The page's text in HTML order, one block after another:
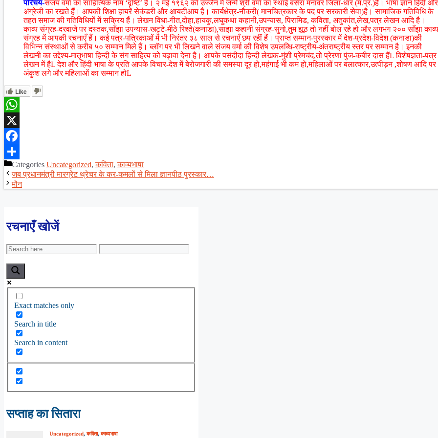
परिचय-संजय वर्मा का साहित्यिक नाम ‘दॄष्टि’ है। २ मई १९६२ को उज्जैन में जन्में श्री वर्मा का स्थाई बसेरा मनावर जिला-धार (म.प्र.)है। भाषा ज्ञान हिंदी और
अंग्रेजी का रखते हैं। आपकी शिक्षा हायर सेकंडरी और आयटीआय है। कार्यक्षेत्र-नौकरी( मानचित्रकार के पद पर सरकारी सेवा)है। सामाजिक गतिविधि के
तहत समाज की गतिविधियों में सक्रिय हैं। लेखन विधा-गीत,दोहा,हायकु,लघुकथा कहानी,उपन्यास, पिरामिड, कविता, अतुकांत,लेख,पत्र लेखन आदि है।
काव्य संग्रह-दरवाजे पर दस्तक,साँझा उपन्यास-खट्टे-मीठे रिश्ते(कनाडा),साझा कहानी संग्रह-सुनो,तुम झूठ तो नहीं बोल रहे हो और लगभग २०० साँझा काव्य
संग्रह में आपकी रचनाएँ हैं। कई पत्र-पत्रिकाओं में भी निरंतर ३८ साल से रचनाएँ छप रहीं हैं। प्राप्त सम्मान-पुरस्कार में देश-प्रदेश-विदेश (कनाडा)की
विभिन्न संस्थाओं से करीब ५० सम्मान मिले हैं। ब्लॉग पर भी लिखने वाले संजय वर्मा की विशेष उपलब्धि-राष्ट्रीय-अंतराष्ट्रीय स्तर पर सम्मान है। इनकी
लेखनी का उद्देश्य-मातृभाषा हिन्दी के संग साहित्य को बढ़ावा देना है। आपके पसंदीदा हिन्दी लेखक-मुंशी प्रेमचंद,तो प्रेरणा पुंज-कबीर दास हैंL विशेषज्ञता-पत्र
लेखन में हैL देश और हिंदी भाषा के प्रति आपके विचार-देश में बेरोजगारी की समस्या दूर हो,महंगाई भी कम हो,महिलाओं पर बलात्कार,उत्पीड़न ,शोषण आदि पर
अंकुश लगे और महिलाओं का सम्मान होL
Like
WhatsApp
X
Facebook
ShareCategories Uncategorized,कविता,काव्यभाषा
जब प्रधानमंत्री मारग्रेट थ्रेचर के कर-कमलों से मिला ज्ञानपीठ पुरस्कार…
मौन
रचनाएँ खोजें
Exact matches only
Search in title
Search in content
सप्ताह का सितारा
Uncategorized,कविता,काव्यभाषा